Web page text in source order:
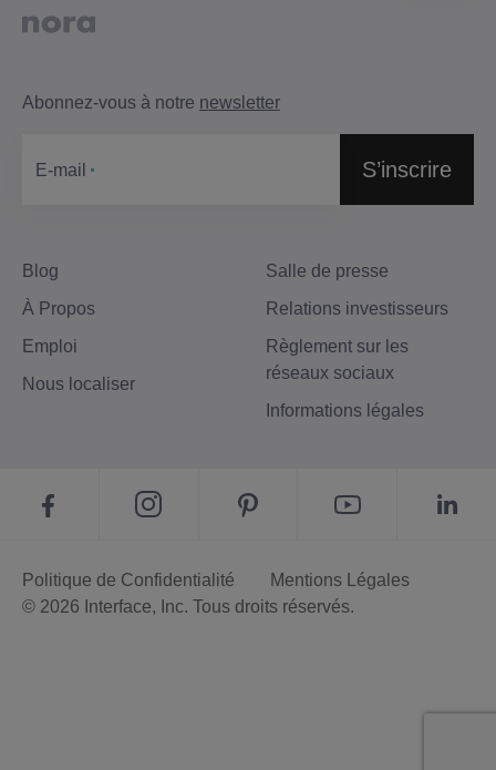
Blog
À Propos
Emploi
Nous localiser
Salle de presse
Relations investisseurs
Règlement sur les
réseaux sociaux
Informations légales
Abonnez-vous à notre newsletter
Е-mail S’inscrire
Politique de Confidentialité
Mentions Légales
© 2026 Interface, Inc. Tous droits réservés.